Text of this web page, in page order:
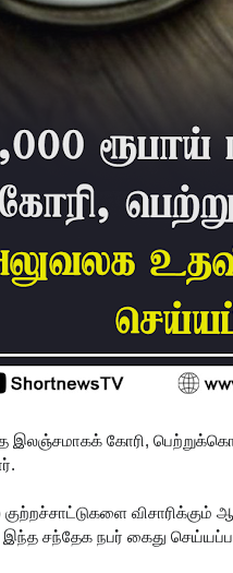
இலஞ்சமாகக் கோரி,
விசாரிக்கும்
சந்தேக நபர் கைது